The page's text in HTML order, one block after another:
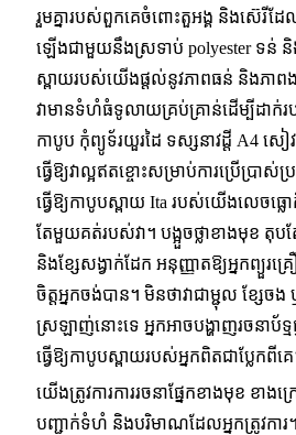
រួមគ្នារបស់ពួកគេចំពោះតួអង្គ និងស៊េរីដ
ឡើងជាមួយនឹងស្រទាប់ polyester ទន់ និ
ស្ពាយរបស់យើងផ្តល់នូវភាពធន់ និងភា
វាមានទំហំធំទូលាយគ្រប់គ្រាន់ដើម្បីដាក់
កាបូប កុំព្យូទ័រយួរដៃ ទស្សនាវដ្តី A4 ស
ធ្វើឱ្យវាល្អឥតខ្ចោះសម្រាប់ការប្រើប្រាស់ប្
ធ្វើឱ្យកាបូបស្ពាយ Ita របស់យើងលេចធ្
តែមួយគត់របស់វា។ បង្អួចថ្លាខាងមុខ
និងខ្សែសង្វាក់ដែក អនុញ្ញាតឱ្យអ្នកព្យួ
ចិត្តអ្នកចង់បាន។ មិនថាវាជាម្ជុល ខ្សែច
ស្រឡាញ់នោះទេ អ្នកអាចបង្ហាញរចនាប័ទ្
ធ្វើឱ្យកាបូបស្ពាយរបស់អ្នកពិតជាប្លែកពីគ
យើងត្រូវការការរចនាផ្នែកខាងមុខ ខ
បញ្ជាក់ទំហំ និងបរិមាណដែលអ្នកត្រូវការ